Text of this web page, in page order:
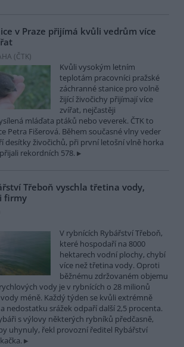
v Praze přijímá kvůli vedrům více
(ČTK)
Kvůli vysokým letním
teplotám pracovníci pražské
záchranné stanice pro volně
žijící živočichy přijímají více
zvířat, nejčastěji
mláďata ptáků nebo veverek. ČTK to
Petra Fišerová. Během současné vlny veder
desítky živočichů, při první letošní vlně horka
rekordních 578.
Třeboň vyschla třetina vody,
firmy
V rybnících Rybářství Třeboň,
které hospodaří na 8000
hektarech vodní plochy, chybí
více než třetina vody. Oproti
běžnému zdržovaném objemu
vody je v rybnících o 28 milionů
méně. Každý týden se kvůli extrémně
nedostatku srážek odpaří další 2,5 procenta.
s výlovy některých rybníků předčasně,
uhynuly, řekl provozní ředitel Rybářství